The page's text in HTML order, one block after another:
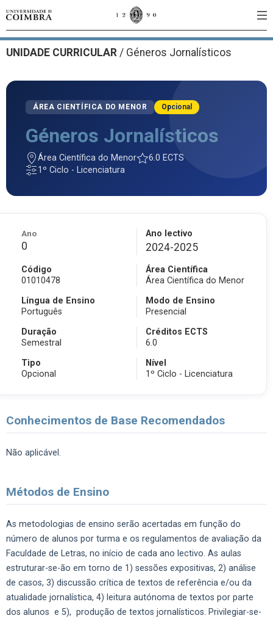
UNIDADE CURRICULAR / Géneros Jornalísticos
ÁREA CIENTÍFICA DO MENOR Opcional
Géneros Jornalísticos
Área Científica do Menor
6.0 ECTS
1º Ciclo - Licenciatura
Ano
0
Ano lectivo
2024-2025
Código
01010478
Área Científica
Área Científica do Menor
Língua de Ensino
Português
Modo de Ensino
Presencial
Duração
Semestral
Créditos ECTS
6.0
Tipo
Opcional
Nível
1º Ciclo - Licenciatura
Conhecimentos de Base Recomendados
Não aplicável.
Métodos de Ensino
As metodologias de ensino serão acertadas em função do
número de alunos por turma e os regulamentos de avaliação da
Faculdade de Letras, no início de cada ano lectivo. As aulas
estruturar-se-ão em torno de 1) sessões expositivas, 2) análise
de casos, 3) discussão crítica de textos de referência e/ou da
atualidade jornalística, 4) leitura autónoma de textos por parte
dos alunos e 5), produção de textos jornalísticos. Privilegiar-se-